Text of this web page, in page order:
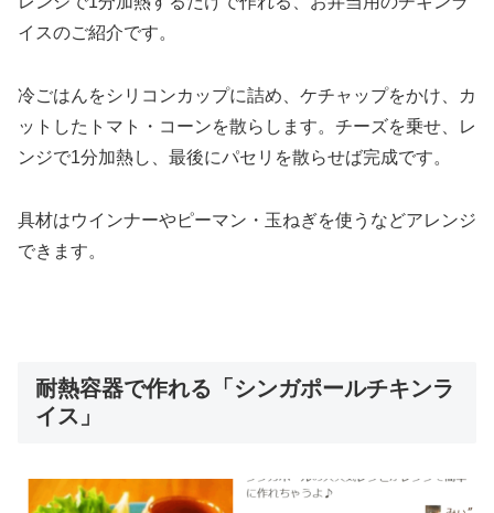
イスのご紹介です。
冷ごはんをシリコンカップに詰め、ケチャップをかけ、カ
ットしたトマト・コーンを散らします。チーズを乗せ、レ
ンジで1分加熱し、最後にパセリを散らせば完成です。
具材はウインナーやピーマン・玉ねぎを使うなどアレンジ
できます。
耐熱容器で作れる「シンガポールチキンラ
イス」